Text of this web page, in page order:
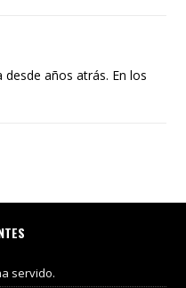
años atrás. En los
servido.